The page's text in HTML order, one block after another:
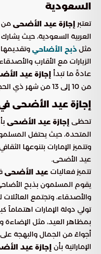
السعودية
تعتبر إجازة عيد الأضحى من
العربية السعودية، حيث
مثل ذبح الأضاحي وتقديمها
الزيارات مع الأقارب
عادةً ما تبدأ إجازة عيد
من 10 إلى 13 من شهر ذي الحجة حسب التقويم الهجري.
إجازة عيد الأضحى
تحظى إجازة عيد الأضحى
المتحدة، حيث يحتفل
وتتميز الإمارات بتنوعها
عيد الأضحى.
تتميز فعاليات عيد الأضحى
يقوم المسلمون بذبح
والأصدقاء، وتجتمع العائلات
تولي دولة الإمارات اهتماماً
بمظاهر العيد، مثل الإضاءة
أجواءً من الجمال والبهجة
الإماراتية بأن إجازة عيد